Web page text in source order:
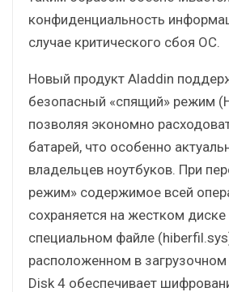
конфиденциальность
случае критического сбоя ОС.
Новый продукт Aladdin
безопасный «спящий» режим
позволяя экономно
батарей, что особенно
владельцев ноутбуков. При
режим» содержимое всей
сохраняется на жестком
специальном файле
расположенном в
Disk 4 обеспечивает